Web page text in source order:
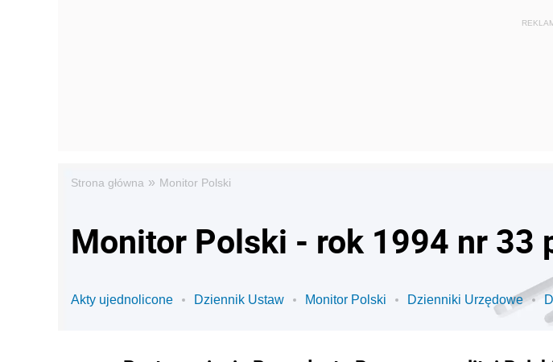
Strona główna » Monitor Polski
Monitor Polski - rok 1994 nr 33
Akty ujednolicone Dziennik Ustaw Monitor Polski Dzienniki Urzędowe